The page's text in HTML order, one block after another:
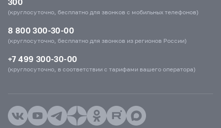
300
(круглосуточно, бесплатно для звонков с мобильных телефонов)
8 800 300-30-00
(круглосуточно, бесплатно для звонков из регионов России)
+7 499 300-30-00
(круглосуточно, в соответствии с тарифами вашего оператора)